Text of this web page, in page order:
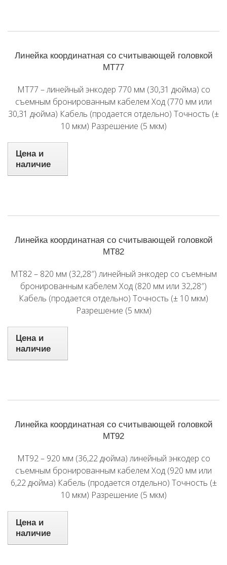
Линейка координатная со считывающей головкой
MT77
MT77 – линейный энкодер 770 мм (30,31 дюйма) со
съемным бронированным кабелем Ход (770 мм или
30,31 дюйма) Кабель (продается отдельно) Точность (±
10 мкм) Разрешение (5 мкм)
Цена и
наличие
Линейка координатная со считывающей головкой
MT82
MT82 – 820 мм (32,28″) линейный энкодер со съемным
бронированным кабелем Ход (820 мм или 32,28″)
Кабель (продается отдельно) Точность (± 10 мкм)
Разрешение (5 мкм)
Цена и
наличие
Линейка координатная со считывающей головкой
MT92
MT92 – 920 мм (36,22 дюйма) линейный энкодер со
съемным бронированным кабелем Ход (920 мм или
6,22 дюйма) Кабель (продается отдельно) Точность (±
10 мкм) Разрешение (5 мкм)
Цена и
наличие